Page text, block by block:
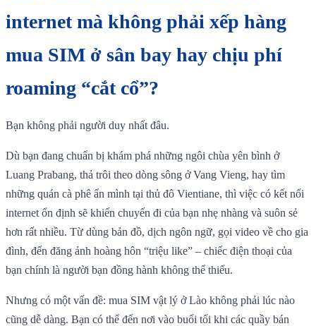
internet mà không phải xếp hàng
mua SIM ở sân bay hay chịu phí
roaming “cắt cổ”?
Bạn không phải người duy nhất đâu.
Dù bạn đang chuẩn bị khám phá những ngôi chùa yên bình ở
Luang Prabang, thả trôi theo dòng sông ở Vang Vieng, hay tìm
những quán cà phê ẩn mình tại thủ đô Vientiane, thì việc có kết nối
internet ổn định sẽ khiến chuyến đi của bạn nhẹ nhàng và suôn sẻ
hơn rất nhiều. Từ dùng bản đồ, dịch ngôn ngữ, gọi video về cho gia
đình, đến đăng ảnh hoàng hôn “triệu like” – chiếc điện thoại của
bạn chính là người bạn đồng hành không thể thiếu.
Nhưng có một vấn đề: mua SIM vật lý ở Lào không phải lúc nào
cũng dễ dàng. Bạn có thể đến nơi vào buổi tối khi các quầy bán